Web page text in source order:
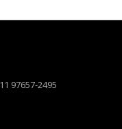
97657-2495